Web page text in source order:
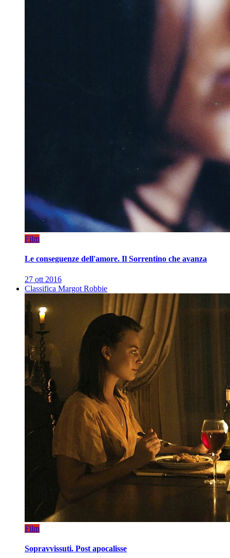
Film
Le conseguenze dell'amore. Il Sorrentino che avanza
27 ott 2016
Classifica Margot Robbie
Film
Sopravvissuti. Post apocalisse